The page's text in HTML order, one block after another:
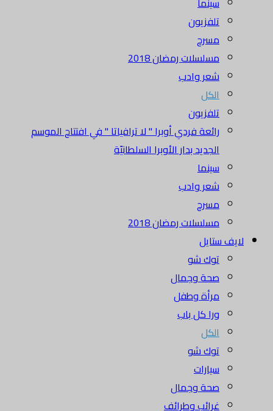
تلفزيون
مسرح
مسلسلات رمضان 2018
شعر وادب
الكل
تلفزيون
رائعة فردي أوبرا " لا ترافياتا " في افتتاح الموسم
الجديد بدار الأوبرا السلطانيّة
سينما
شعر وادب
مسرح
مسلسلات رمضان 2018
لايف ستايل
توك شو
صحة وجمال
مرأة وطفل
ورا كل باب
الكل
توك شو
سيارات
صحة وجمال
غرائب وطرائف